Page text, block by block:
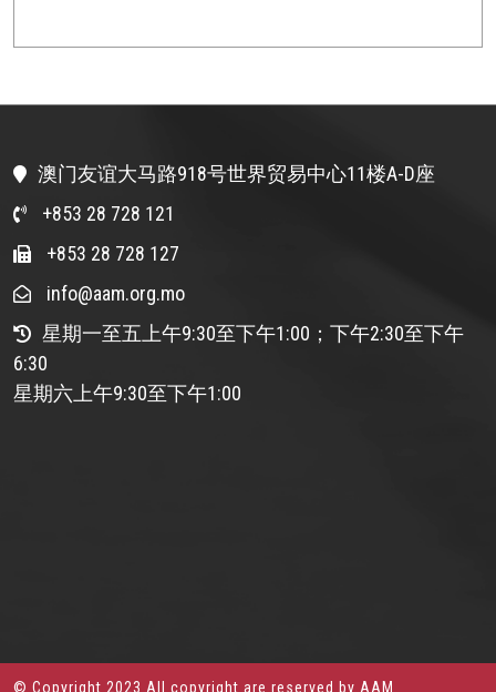
澳门友谊大马路918号世界贸易中心11楼A-D座
+853 28 728 121
+853 28 728 127
info@aam.org.mo
星期一至五上午9:30至下午1:00；下午2:30至下午
6:30
星期六上午9:30至下午1:00
© Copyright 2023 All copyright are reserved by AAM